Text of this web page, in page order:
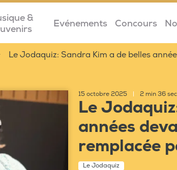
&
Evénements Concours
Le Jodaquiz: Sandra Kim a de belles
15 octobre 2025 2 min 36 sec
Le
années
remplacée
Le Jodaquiz